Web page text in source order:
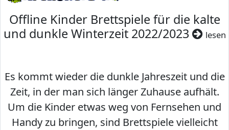
Offline Kinder Brettspiele für die kalte
und dunkle Winterzeit 2022/2023
lesen
Es kommt wieder die dunkle Jahreszeit und die
Zeit, in der man sich länger Zuhause aufhält.
Um die Kinder etwas weg von Fernsehen und
Handy zu bringen, sind Brettspiele vielleicht